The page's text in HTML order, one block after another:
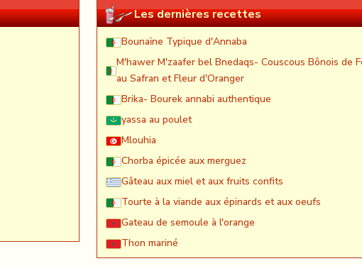
Les dernières recettes
Bounaïne Typique d'Annaba
M'hawer M'zaafer bel Bnedaqs- Couscous Bônois de
au Safran et Fleur d'Oranger
Brika- Bourek annabi authentique
yassa au poulet
Mlouhia
Chorba épicée aux merguez
Gâteau aux miel et aux fruits confits
Tourte à la viande aux épinards et aux oeufs
Gateau de semoule à l'orange
Thon mariné